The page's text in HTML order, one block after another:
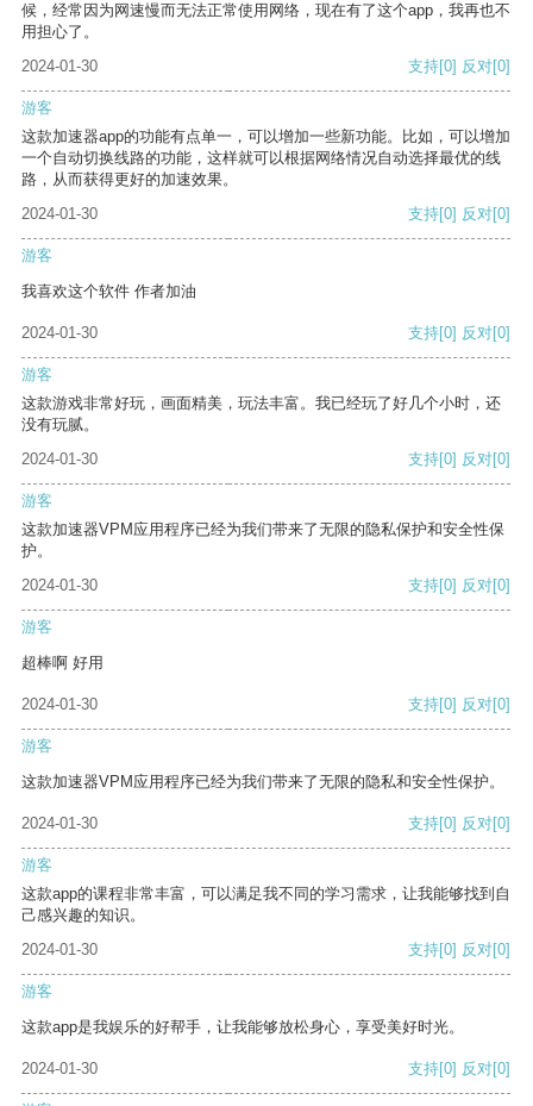
候，经常因为网速慢而无法正常使用网络，现在有了这个app，我再也不
用担心了。
2024-01-30
支持[0] 反对[0]
游客
这款加速器app的功能有点单一，可以增加一些新功能。比如，可以增加
一个自动切换线路的功能，这样就可以根据网络情况自动选择最优的线
路，从而获得更好的加速效果。
2024-01-30
支持[0] 反对[0]
游客
我喜欢这个软件 作者加油
2024-01-30 支持[0] 反对[0]
游客
这款游戏非常好玩，画面精美，玩法丰富。我已经玩了好几个小时，还
没有玩腻。
2024-01-30
支持[0] 反对[0]
游客
这款加速器VPM应用程序已经为我们带来了无限的隐私保护和安全性保
护。
2024-01-30
支持[0] 反对[0]
游客
超棒啊 好用
2024-01-30 支持[0] 反对[0]
游客
这款加速器VPM应用程序已经为我们带来了无限的隐私和安全性保护。
2024-01-30 支持[0] 反对[0]
游客
这款app的课程非常丰富，可以满足我不同的学习需求，让我能够找到自
己感兴趣的知识。
2024-01-30
支持[0] 反对[0]
游客
这款app是我娱乐的好帮手，让我能够放松身心，享受美好时光。
2024-01-30 支持[0] 反对[0]